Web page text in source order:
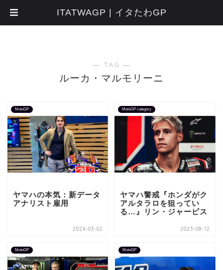
― TAG ―
ルーカ・マルモリーニ
MotoGP
ヤマハの本気：新データ
アナリスト雇用
2024-03-02
MotoGP category
ヤマハ警戒『ホンダがク
アルタラロを狙ってい
る…』リン・ジャービス
2023-08-12
MotoGP MotoGP
ITATWAGP | イタたわGP